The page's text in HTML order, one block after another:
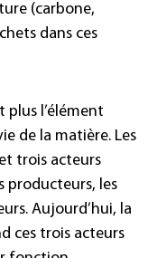
(carbone,
dans ces
plus l’élément
de la matière. Les
trois acteurs
producteurs, les
Aujourd’hui, la
ces trois acteurs